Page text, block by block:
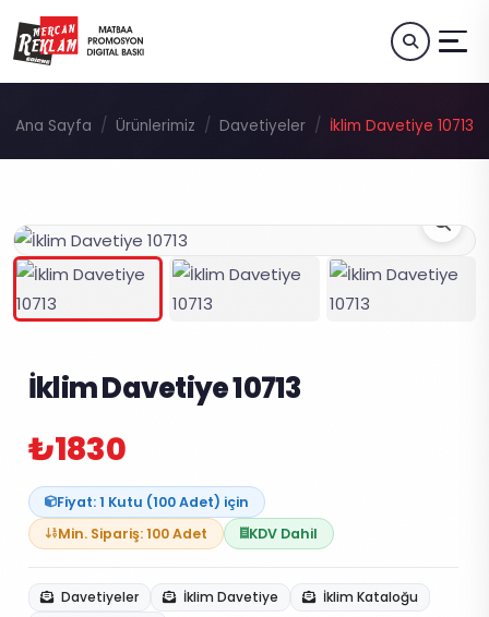
Ana Sayfa Ürünlerimiz Davetiyeler İklim Davetiye 10713
İklim Davetiye 10713
₺1830
Fiyat: 1 Kutu (100 Adet) için
Min. Sipariş: 100 Adet
KDV Dahil
Davetiyeler İklim Davetiye
İklim Kataloğu